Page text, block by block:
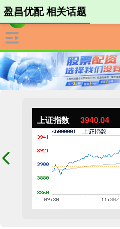
上证指数 3940.04
盈昌优配 相关话题